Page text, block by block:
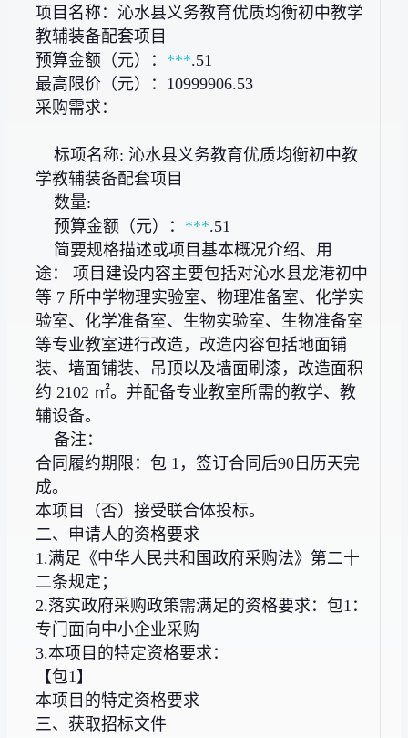
项目名称：沁水县义务教育优质均衡初中教学
教辅装备配套项目
预算金额（元）： ***.51
最高限价（元）：10999906.53
采购需求：
标项名称: 沁水县义务教育优质均衡初中教
学教辅装备配套项目
数量:
预算金额（元）： ***.51
简要规格描述或项目基本概况介绍、用
途： 项目建设内容主要包括对沁水县龙港初中
等 7 所中学物理实验室、物理准备室、化学实
验室、化学准备室、生物实验室、生物准备室
等专业教室进行改造，改造内容包括地面铺
装、墙面铺装、吊顶以及墙面刷漆，改造面积
约 2102 ㎡。并配备专业教室所需的教学、教
辅设备。
备注：
合同履约期限：包 1，签订合同后90日历天完
成。
本项目（否）接受联合体投标。
二、申请人的资格要求
1.满足《中华人民共和国政府采购法》第二十
二条规定；
2.落实政府采购政策需满足的资格要求：包1：
专门面向中小企业采购
3.本项目的特定资格要求：
【包1】
本项目的特定资格要求
三、获取招标文件